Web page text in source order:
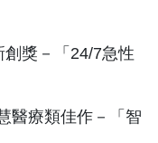
獎－「24/7急性
醫療類佳作－「智